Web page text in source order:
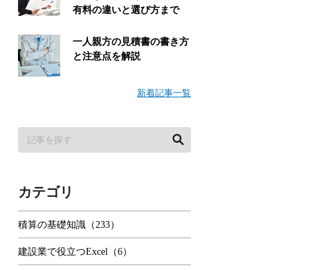
有料の違いと選び方まで
一人親方の見積書の書き方
と注意点を解説
新着記事一覧
カテゴリ
積算の基礎知識（233）
建設業で役立つExcel（6）